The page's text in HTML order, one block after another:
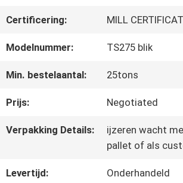
KWALITEITSCONTROLE
CONTACTEER
Certificering: MILL
Modelnummer: TS275 blik
Min. bestelaantal: 25tons
Prijs: Negotiated
Verpakking Details:
ijzeren wacht
pallet of als
Levertijd: Onderhandeld